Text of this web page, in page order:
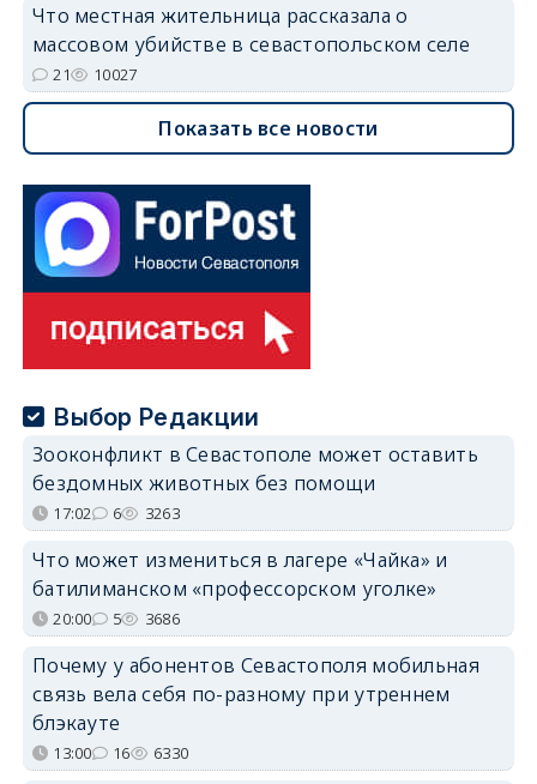
Что местная жительница рассказала о
массовом убийстве в севастопольском селе
21 10027
Показать все новости
Выбор Редакции
Зооконфликт в Севастополе может оставить
бездомных животных без помощи
17:02 6 3263
Что может измениться в лагере «Чайка» и
батилиманском «профессорском уголке»
20:00 5 3686
Почему у абонентов Севастополя мобильная
связь вела себя по-разному при утреннем
блэкауте
13:00 16 6330